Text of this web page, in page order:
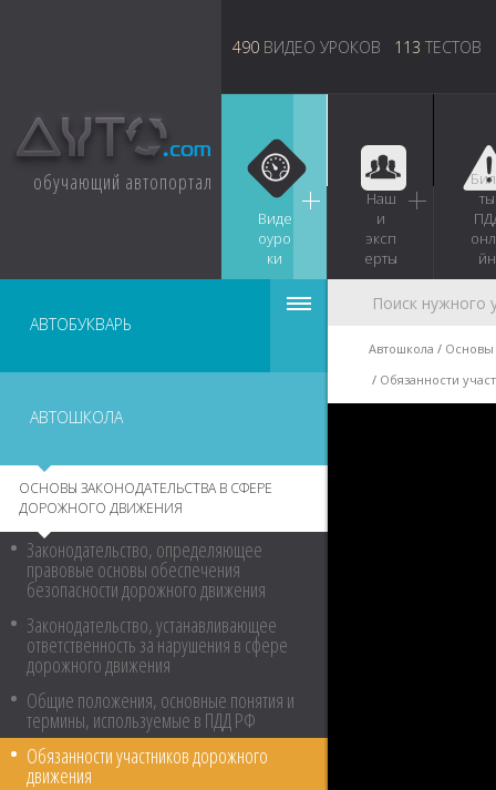
обучающий автопортал
490 ВИДЕО УРОКОВ 113 ТЕСТОВ
Виде
оуро
ки
Наш
и
эксп
ерты
ты
йн
АВТОБУКВАРЬ
АВТОШКОЛА
ОСНОВЫ ЗАКОНОДАТЕЛЬСТВА В СФЕРЕ
ДОРОЖНОГО ДВИЖЕНИЯ
Законодательство, определяющее
правовые основы обеспечения
безопасности дорожного движения
Законодательство, устанавливающее
ответственность за нарушения в сфере
дорожного движения
Общие положения, основные понятия и
термины, используемые в ПДД РФ
Обязанности участников дорожного
движения
Автошкола
Основы
Обязанности